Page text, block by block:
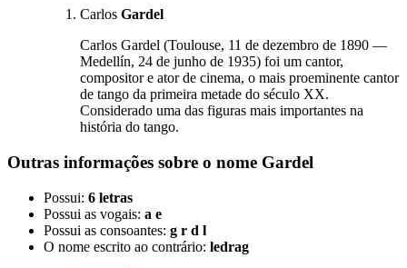
Carlos Gardel
Carlos Gardel (Toulouse, 11 de dezembro de 1890 —
Medellín, 24 de junho de 1935) foi um cantor,
compositor e ator de cinema, o mais proeminente cantor
de tango da primeira metade do século XX.
Considerado uma das figuras mais importantes na
história do tango.
Outras informações sobre o nome Gardel
Possui: 6 letras
Possui as vogais: a e
Possui as consoantes: g r d l
O nome escrito ao contrário: ledrag